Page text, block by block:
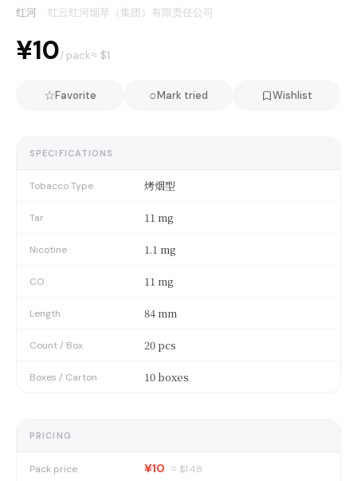
红河 · 红云红河烟草（集团）有限责任公司
¥10/ pack≈ $1
☆Favorite ○Mark tried Wishlist
SPECIFICATIONS
Tobacco Type 烤烟型
Tar 11 mg
Nicotine 1.1 mg
CO 11 mg
Length 84 mm
Count / Box 20 pcs
Boxes / Carton 10 boxes
PRICING
Pack price ¥10 ≈ $1.48